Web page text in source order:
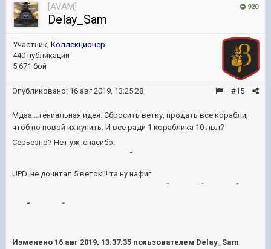
920
[AVAM]
Delay_Sam
Участник, Коллекционер
440 публикаций
5 671 бой
#15
Опубликовано: 16 авг 2019, 13:25:28
Мдаа... гениальная идея. Сбросить ветку, продать все корабли,
чтоб по новой их купить. И все ради 1 кораблика 10 лвл?
Серьезно? Нет уж, спасибо.
UPD. не дочитал 5 веток!!! та ну нафиг
Изменено 16 авг 2019, 13:37:35 пользователем Delay_Sam